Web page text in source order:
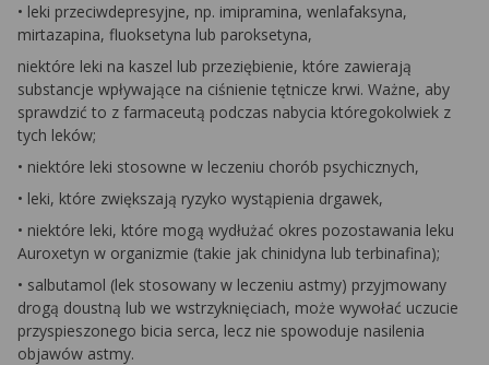
• leki przeciwdepresyjne, np. imipramina, wenlafaksyna,
mirtazapina, fluoksetyna lub paroksetyna,
niektóre leki na kaszel lub przeziębienie, które zawierają
substancje wpływające na ciśnienie tętnicze krwi. Ważne, aby
sprawdzić to z farmaceutą podczas nabycia któregokolwiek z
tych leków;
• niektóre leki stosowne w leczeniu chorób psychicznych,
• leki, które zwiększają ryzyko wystąpienia drgawek,
• niektóre leki, które mogą wydłużać okres pozostawania leku
Auroxetyn w organizmie (takie jak chinidyna lub terbinafina);
• salbutamol (lek stosowany w leczeniu astmy) przyjmowany
drogą doustną lub we wstrzyknięciach, może wywołać uczucie
przyspieszonego bicia serca, lecz nie spowoduje nasilenia
objawów astmy.